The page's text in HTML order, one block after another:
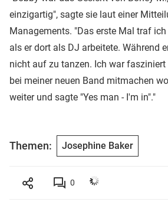
einzigartig", sagte sie laut einer
Managements. "Das erste Mal traf
als er dort als DJ arbeitete. Während
nicht auf zu tanzen. Ich war
bei meiner neuen Band mitmachen
weiter und sagte "Yes man - I'm in"."
Themen: Josephine Baker
0